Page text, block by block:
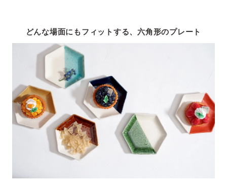
どんな場面にもフィットする、六角形のプレート